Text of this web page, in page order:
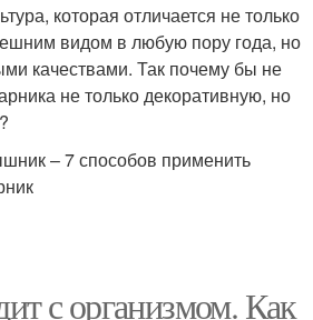
которая отличается не только
видом в любую пору года, но
качествами. Так почему бы не
не только декоративную, но
– 7 способов применить
с организмом. Как